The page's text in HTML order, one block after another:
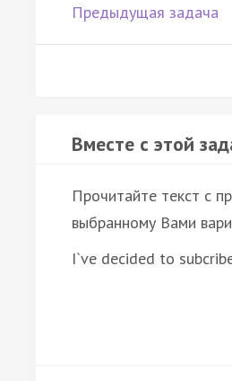
Предыдущая задача
Вместе с этой
Прочитайте текст с
выбранному Вами
I`ve decided to